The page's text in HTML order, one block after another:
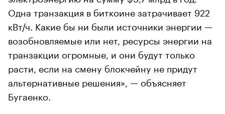
Одна транзакция в биткоине затрачивает 922
кВт/ч. Какие бы ни были источники энергии —
возобновляемые или нет, ресурсы энергии на
транзакции огромные, и они будут только
расти, если на смену блокчейну не придут
альтернативные решения», — объясняет
Бугаенко.